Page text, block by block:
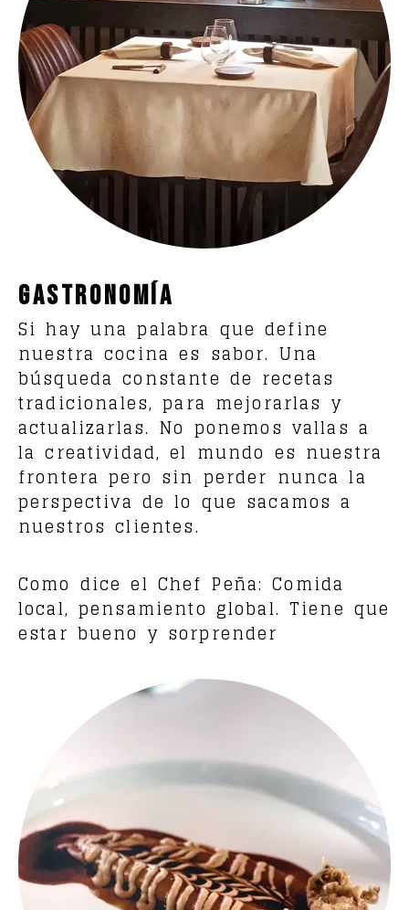
Gastronomía
Si hay una palabra que define
nuestra cocina es sabor. Una
búsqueda constante de recetas
tradicionales, para mejorarlas y
actualizarlas. No ponemos vallas a
la creatividad, el mundo es nuestra
frontera pero sin perder nunca la
perspectiva de lo que sacamos a
nuestros clientes.
Como dice el Chef Peña: Comida
local, pensamiento global. Tiene que
estar bueno y sorprender